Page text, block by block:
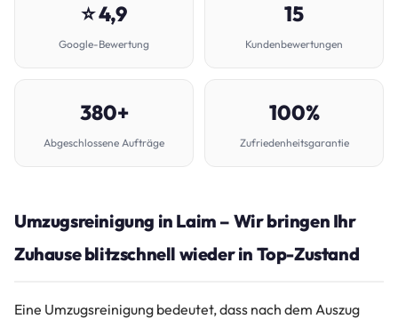
⭐ 4,9
Google-Bewertung
15
Kundenbewertungen
380+
Abgeschlossene Aufträge
100%
Zufriedenheitsgarantie
Umzugsreinigung in Laim – Wir bringen Ihr
Zuhause blitzschnell wieder in Top-Zustand
Eine Umzugsreinigung bedeutet, dass nach dem Auszug